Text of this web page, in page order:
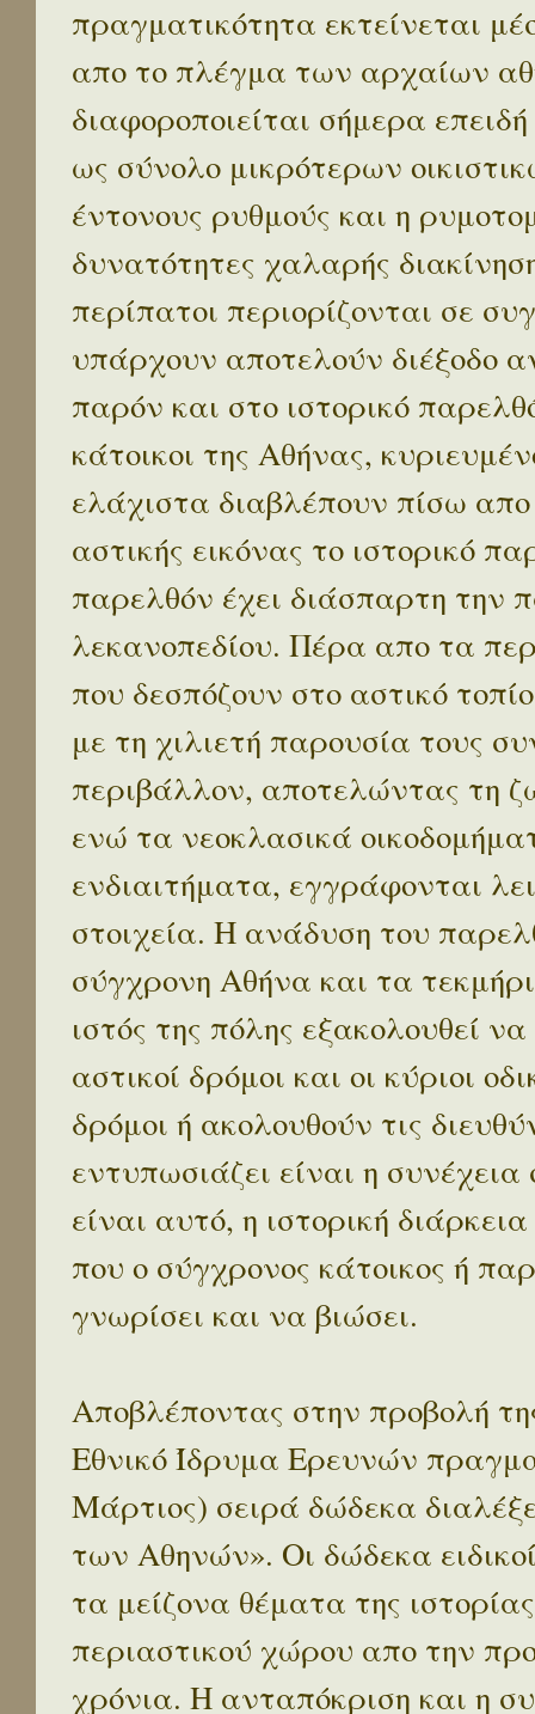
πραγματικότητα εκτείνεται
απο το πλέγμα των αρχαίων
διαφοροποιείται σήμερα
ως σύνολο μικρότερων
έντονους ρυθμούς και η
δυνατότητες χαλαρής
περίπατοι περιορίζονται σε
υπάρχουν αποτελούν διέξοδο
παρόν και στο ιστορικό
κάτοικοι της Αθήνας,
ελάχιστα διαβλέπουν πίσω
αστικής εικόνας το ιστορικό
παρελθόν έχει διάσπαρτη την
λεκανοπεδίου. Πέρα απο τα
που δεσπόζουν στο αστικό
με τη χιλιετή παρουσία τους
περιβάλλον, αποτελώντας τη
ενώ τα νεοκλασικά
ενδιαιτήματα, εγγράφονται
στοιχεία. Η ανάδυση του
σύγχρονη Αθήνα και τα
ιστός της πόλης εξακολουθεί
αστικοί δρόμοι και οι κύριοι
δρόμοι ή ακολουθούν τις
εντυπωσιάζει είναι η
είναι αυτό, η ιστορική
που ο σύγχρονος κάτοικος ή
γνωρίσει και να βιώσει.
Αποβλέποντας στην προβολή
Εθνικό Ίδρυμα Ερευνών
Μάρτιος) σειρά δώδεκα
των Αθηνών». Οι δώδεκα
τα μείζονα θέματα της
περιαστικού χώρου απο την
χρόνια. Η ανταπόκριση και η